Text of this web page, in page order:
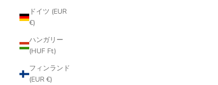
ドイツ (EUR
€)
ハンガリー
(HUF Ft)
フィンランド
(EUR €)